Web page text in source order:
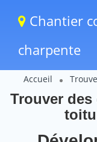
Chantier
charpente
Accueil
Trouver